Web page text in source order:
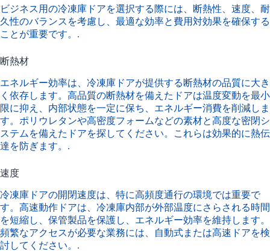
ビジネス用の冷凍庫ドアを選択する際には、断熱性、速度、耐
久性のバランスを考慮し、最適な効率と費用対効果を確保する
ことが重要です。.
断熱材
エネルギー効率は、冷凍庫ドアが提供する断熱材の品質に大き
く依存します。高品質の断熱材を備えたドアは温度変動を最小
限に抑え、内部状態を一定に保ち、エネルギー消費を削減しま
す。ポリウレタンや高密度フォームなどの素材と高度な密閉シ
ステムを備えたドアを探してください。これらは効果的に熱伝
達を防ぎます。.
速度
冷凍庫ドアの開閉速度は、特に高頻度通行の環境では重要で
す。高速動作ドアは、冷凍庫内部が外部温度にさらされる時間
を短縮し、保管製品を保護し、エネルギー効率を維持します。
頻繁なアクセスが必要な業務には、自動式または高速ドアを検
討してください。.